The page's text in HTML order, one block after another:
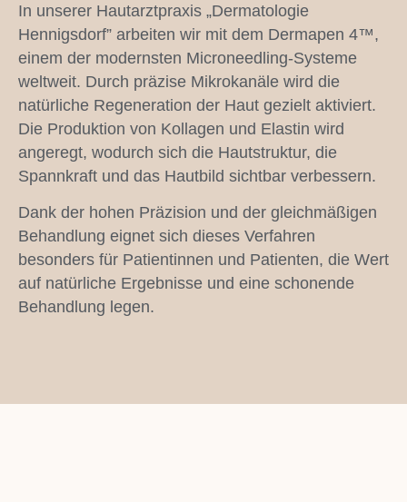
In unserer Hautarztpraxis „Dermatologie
Hennigsdorf” arbeiten wir mit dem Dermapen 4™,
einem der modernsten Microneedling-Systeme
weltweit. Durch präzise Mikrokanäle wird die
natürliche Regeneration der Haut gezielt aktiviert.
Die Produktion von Kollagen und Elastin wird
angeregt, wodurch sich die Hautstruktur, die
Spannkraft und das Hautbild sichtbar verbessern.
Dank der hohen Präzision und der gleichmäßigen
Behandlung eignet sich dieses Verfahren
besonders für Patientinnen und Patienten, die Wert
auf natürliche Ergebnisse und eine schonende
Behandlung legen.